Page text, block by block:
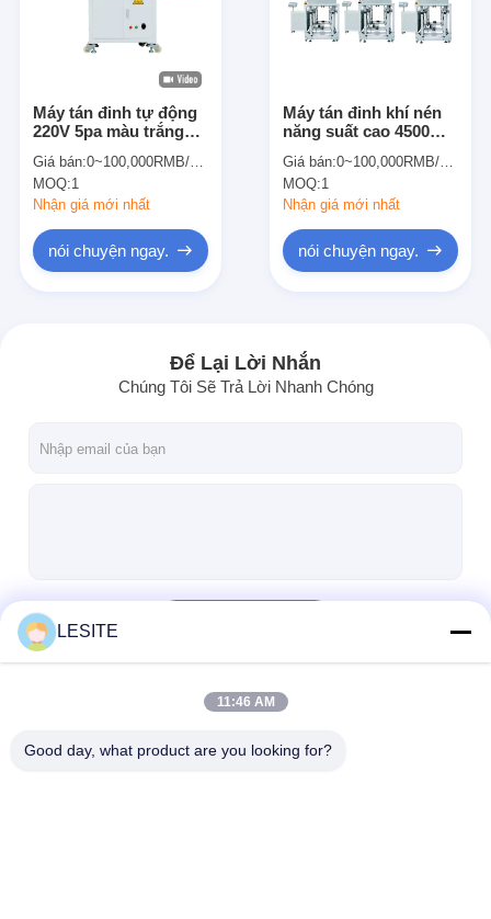
Về chúng tôi
Tin tức
Máy tán đinh tự động
220V 5pa màu trắng
Giá bán:0~100,000RMB/PCS
MOQ:1
Nhận giá mới nhất
nói chuyện ngay.
Máy tán đinh khí nén
năng suất cao 4500W
Giá bán:0~100,000RMB/PCS
MOQ:1
Nhận giá mới nhất
nói chuyện ngay.
Để Lại Lời Nhắn
Chúng Tôi Sẽ Trả Lời Nhanh Chóng
Danh Mục Của Chúng Tôi
LESITE
11:46 AM
Good day, what product are you looking for?